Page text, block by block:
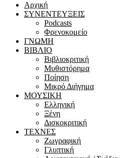
Αρχική
ΣΥΝΕΝΤΕΥΞΕΙΣ
Podcasts
Φρενοκομείο
ΓΝΩΜΗ
ΒΙΒΛΙΟ
Βιβλιοκριτική
Μυθιστόρημα
Ποίηση
Μικρό Διήγημα
ΜΟΥΣΙΚΗ
Ελληνική
Ξένη
Δισκοκριτική
ΤΕΧΝΕΣ
Ζωγραφική
Γλυπτική